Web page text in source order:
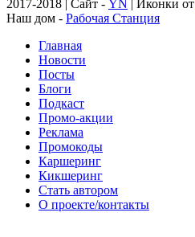
2017-2018 | Сайт - YN | Иконки от
Наш дом - Рабочая Станция
Главная
Новости
Посты
Блоги
Подкаст
Промо-акции
Реклама
Промокоды
Каршеринг
Кикшеринг
Стать автором
О проекте/контакты